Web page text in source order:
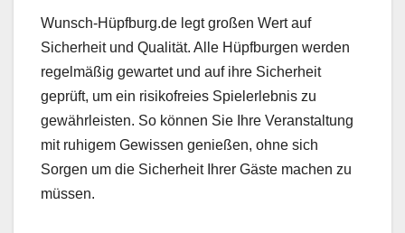
Wunsch-Hüpfburg.de legt großen Wert auf
Sicherheit und Qualität. Alle Hüpfburgen werden
regelmäßig gewartet und auf ihre Sicherheit
geprüft, um ein risikofreies Spielerlebnis zu
gewährleisten. So können Sie Ihre Veranstaltung
mit ruhigem Gewissen genießen, ohne sich
Sorgen um die Sicherheit Ihrer Gäste machen zu
müssen.